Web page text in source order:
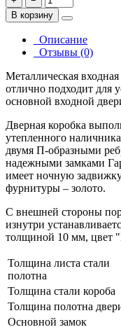
В корзину
Описание
Отзывы (0)
Металлическая
отлично подходит для
основной входной
Дверная коробка
утепленного
двумя П-образными
надежными замками
имеет ночную
фурнитуры – золото.
С внешней стороны
изнутри
толщиной 10 мм, цвет
Толщина листа стали
полотна
Толщина стали короба
Толщина полотна
Основной замок